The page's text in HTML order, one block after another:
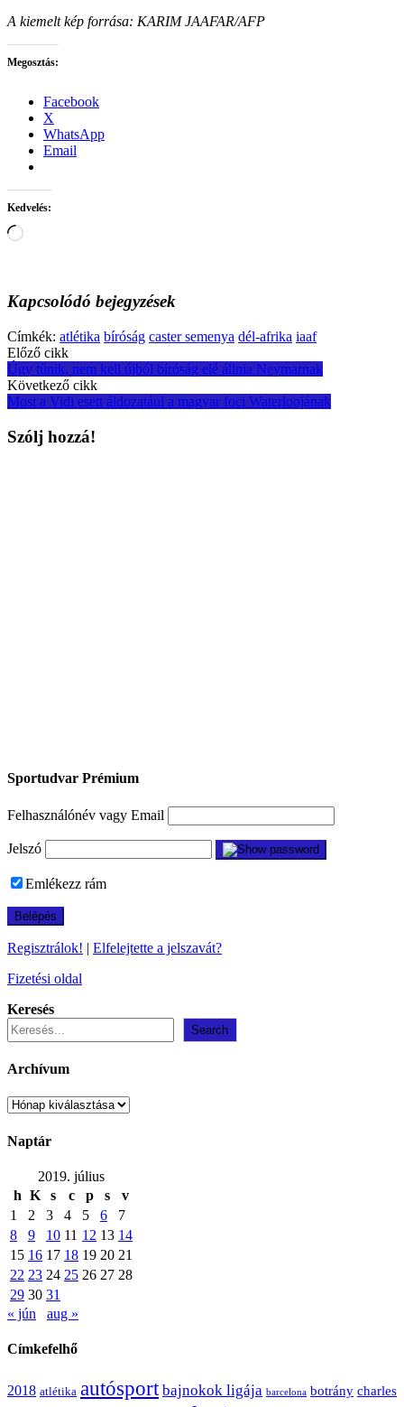
A kiemelt kép forrása: KARIM JAAFAR/AFP
Megosztás:
Facebook
X
WhatsApp
Email
Kedvelés:
Loading…
Kapcsolódó bejegyzések
Címkék: atlétika bíróság caster semenya dél-afrika iaaf
Post
navigation
Előző cikk
Úgy tűnik, nem kell újból bíróság elé állnia Neymarnak
Következő cikk
Most a Vidi esett áldozatául a magyar foci Waterloojának
Szólj hozzá!
Sportudvar Prémium
Felhasználónév vagy Email
Jelszó
Emlékezz rám
Regisztrálok! | Elfelejtette a jelszavát?
Fizetési oldal
Keresés
Search
Archívum
Archívum
Naptár
2019. július
h K s c p s
v
1
2 3 4 5 6
7
8
9 10 11 12 13 14
15 16 17 18 19 20 21
22 23 24 25 26 27 28
29 30 31
« jún
aug »
Címkefelhő
2018 atlétika autósport bajnokok ligája barcelona botrány charles